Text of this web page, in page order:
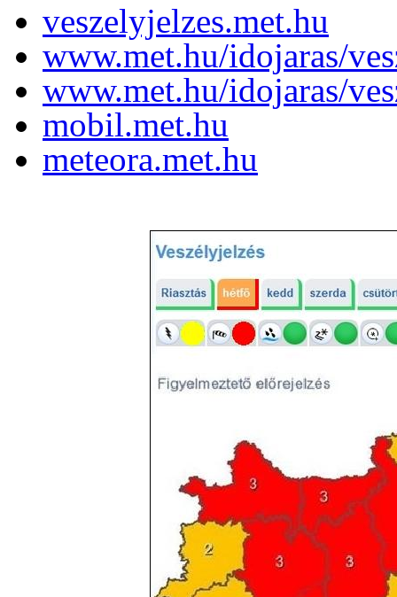
veszelyjelzes.met.hu
www.met.hu/idojaras/
www.met.hu/idojaras/
mobil.met.hu
meteora.met.hu